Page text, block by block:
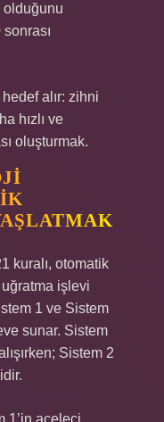
olduğunu
hedef alır: zihni
hızlı ve
oluşturmak.
kuralı, otomatik
işlevi
1 ve Sistem
sunar. Sistem
Sistem 2
1’in aceleci